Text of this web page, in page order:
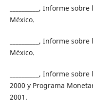
__________, Informe
México.
__________, Informe
México.
__________, Informe
2000 y Programa
2001.